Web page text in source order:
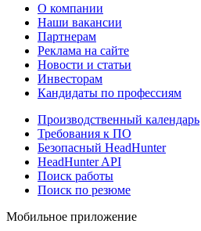
О компании
Наши вакансии
Партнерам
Реклама на сайте
Новости и статьи
Инвесторам
Кандидаты по профессиям
Производственный календарь
Требования к ПО
Безопасный HeadHunter
HeadHunter API
Поиск работы
Поиск по резюме
Мобильное приложение